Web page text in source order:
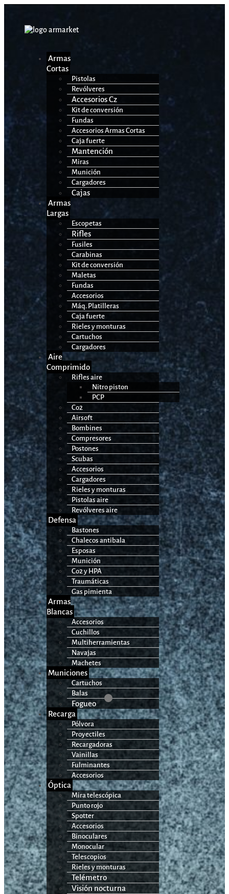
Armas
Cortas
Pistolas
Revólveres
Accesorios Cz
Kit de conversión
Fundas
Accesorios Armas Cortas
Caja fuerte
Mantención
Miras
Munición
Cargadores
Cajas
Armas
Largas
Escopetas
Rifles
Fusiles
Carabinas
Kit de conversión
Maletas
Fundas
Accesorios
Máq. Platilleras
Caja fuerte
Rieles y monturas
Cartuchos
Cargadores
Aire
Comprimido
Rifles aire
Nitro piston
PCP
Co2
Airsoft
Bombines
Compresores
Postones
Scubas
Accesorios
Cargadores
Rieles y monturas
Pistolas aire
Revólveres aire
Defensa
Bastones
Chalecos antibala
Esposas
Munición
Co2 y HPA
Traumáticas
Gas pimienta
Armas
Blancas
Accesorios
Cuchillos
Multiherramientas
Navajas
Machetes
Municiones
Cartuchos
Balas
Fogueo
Recarga
Pólvora
Proyectiles
Recargadoras
Vainillas
Fulminantes
Accesorios
Óptica
Mira telescópica
Punto rojo
Spotter
Accesorios
Binoculares
Monocular
Telescopios
Rieles y monturas
Telémetro
Visión nocturna